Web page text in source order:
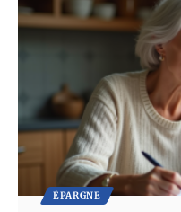
ÉPARGNE